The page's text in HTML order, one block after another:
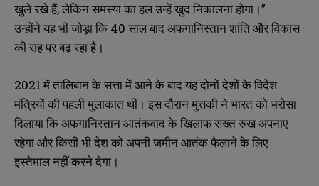
खुले रखे हैं, लेकिन समस्या का हल उन्हें खुद निकालना होगा।”
उन्होंने यह भी जोड़ा कि 40 साल बाद अफगानिस्तान शांति और विकास
की राह पर बढ़ रहा है।
2021 में तालिबान के सत्ता में आने के बाद यह दोनों देशों के विदेश
मंत्रियों की पहली मुलाकात थी। इस दौरान मुत्तकी ने भारत को भरोसा
दिलाया कि अफगानिस्तान आतंकवाद के खिलाफ सख्त रुख अपनाए
रहेगा और किसी भी देश को अपनी जमीन आतंक फैलाने के लिए
इस्तेमाल नहीं करने देगा।